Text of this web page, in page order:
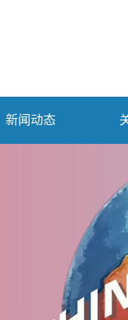
新闻动态